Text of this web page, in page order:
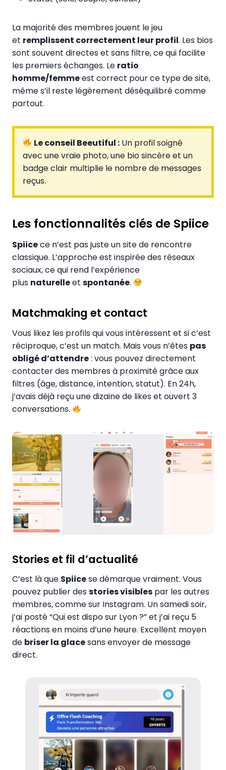
La majorité des membres jouent le jeu
et remplissent correctement leur profil. Les bios
sont souvent directes et sans filtre, ce qui facilite
les premiers échanges. Le ratio
homme/femmeest correct pour ce type de site,
même s’il reste légèrement déséquilibré comme
partout.
Le conseil Beeutiful : Un profil soigné
avec une vraie photo, une bio sincère et un
badge clair multiplie le nombre de messages
reçus.
Les fonctionnalités clés de Spiice
Spiicece n’est pas juste un site de rencontre
classique. L’approche est inspirée des réseaux
sociaux, ce qui rend l’expérience
plus naturelleet spontanée.
Matchmaking et contact
Vous likez les profils qui vous intéressent et si c’est
réciproque, c’est un match. Mais vous n’êtes pas
obligé d’attendre: vous pouvez directement
contacter des membres à proximité grâce aux
filtres (âge, distance, intention, statut). En 24h,
j’avais déjà reçu une dizaine de likes et ouvert 3
conversations.
Stories et fil d’actualité
C’est là que Spiicese démarque vraiment. Vous
pouvez publier desstories visibles par les autres
membres, comme sur Instagram. Un samedi soir,
j’ai posté “Qui est dispo sur Lyon ?” et j’ai reçu 5
réactions en moins d’une heure. Excellent moyen
de briser la glacesans envoyer de message
direct.